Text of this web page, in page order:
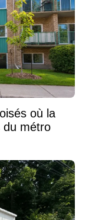
où la
du métro